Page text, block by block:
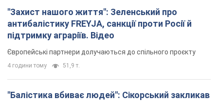
"Захист нашого життя": Зеленський про
антибалістику FREYJA, санкції проти Росії й
підтримку аграріїв. Відео
Європейські партнери долучаються до спільного проєкту
4 години тому 51,9 т.
"Балістика вбиває людей": Сікорський закликав